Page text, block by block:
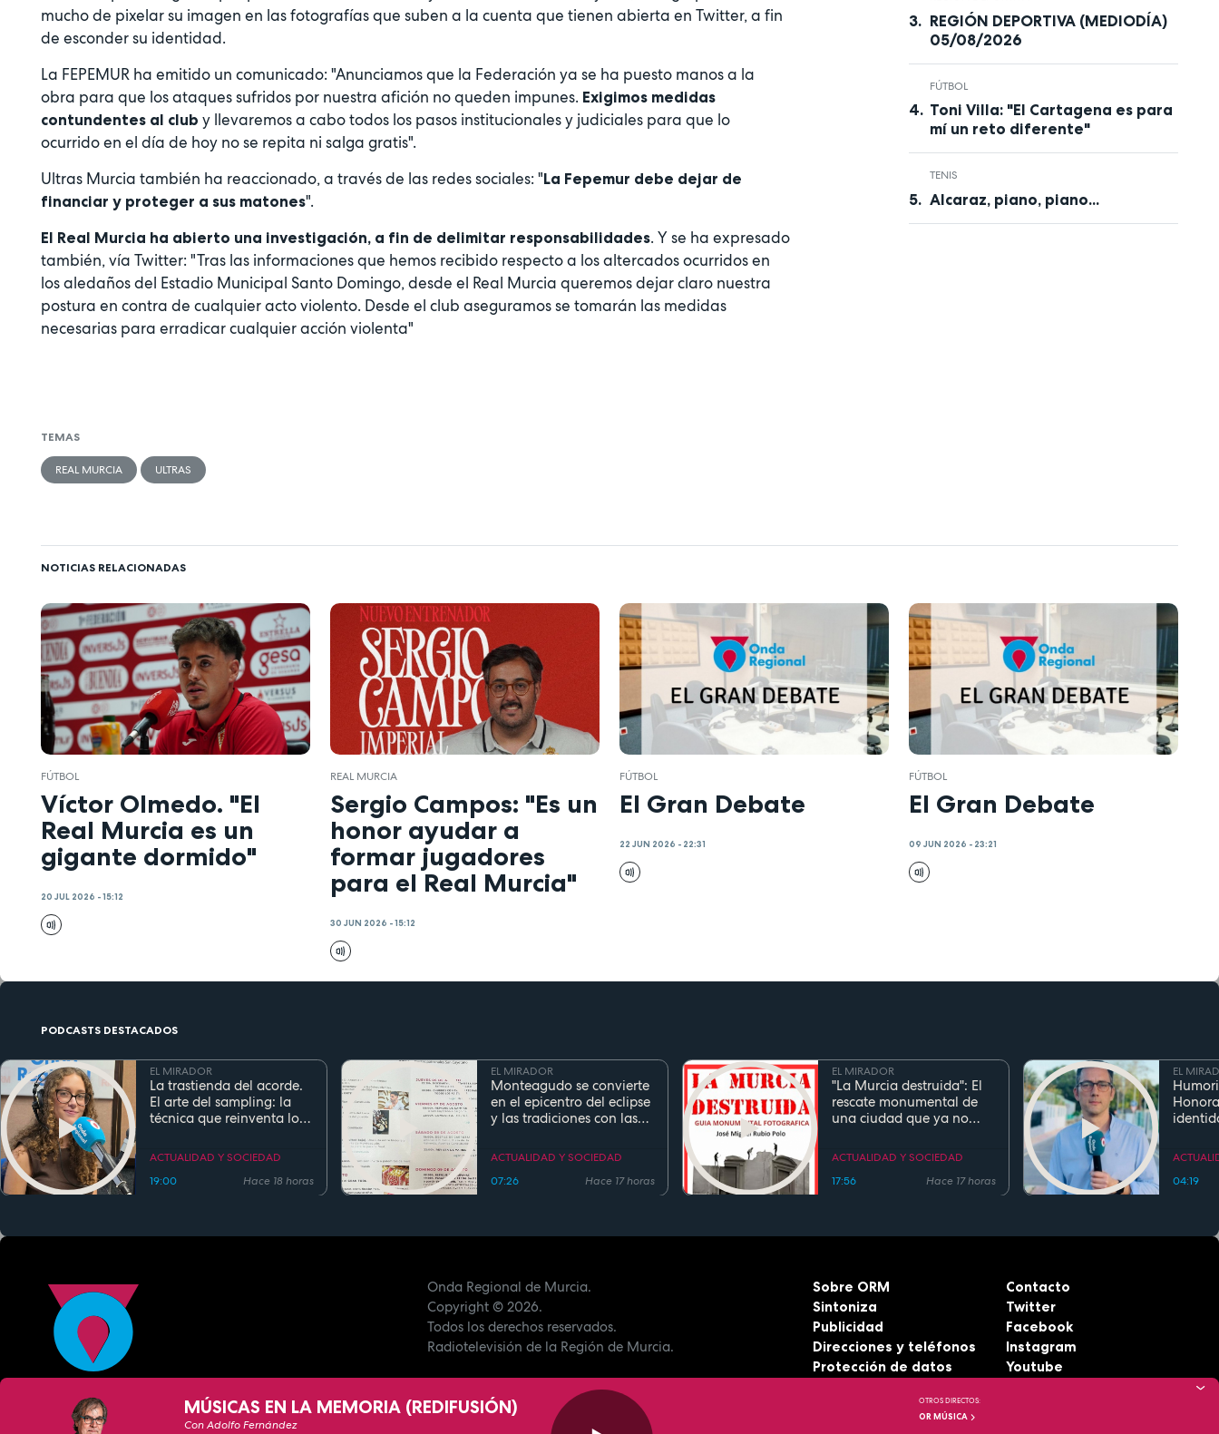
mucho de pixelar su imagen en las fotografías que suben a la cuenta que tienen abierta en Twitter, a fin
de esconder su identidad.
La FEPEMUR ha emitido un comunicado: "Anunciamos que la Federación ya se ha puesto manos a la
obra para que los ataques sufridos por nuestra afición no queden impunes. Exigimos medidas
contundentes al club y llevaremos a cabo todos los pasos institucionales y judiciales para que lo
ocurrido en el día de hoy no se repita ni salga gratis".
Ultras Murcia también ha reaccionado, a través de las redes sociales: "La Fepemur debe dejar de
financiar y proteger a sus matones".
El Real Murcia ha abierto una investigación, a fin de delimitar responsabilidades. Y se ha expresado
también, vía Twitter: "Tras las informaciones que hemos recibido respecto a los altercados ocurridos en
los aledaños del Estadio Municipal Santo Domingo, desde el Real Murcia queremos dejar claro nuestra
postura en contra de cualquier acto violento. Desde el club aseguramos se tomarán las medidas
necesarias para erradicar cualquier acción violenta"
TEMAS
REAL MURCIA ULTRAS
REGIÓN DEPORTIVA (MEDIODÍA)
05/08/2026
FÚTBOL
Toni Villa: "El Cartagena es para
mí un reto diferente"
TENIS
Alcaraz, piano, piano...
NOTICIAS RELACIONADAS
FÚTBOL
Víctor Olmedo. "El
Real Murcia es un
gigante dormido"
20 JUL 2026 - 15:12
REAL MURCIA
Sergio Campos: "Es un
honor ayudar a
formar jugadores
para el Real Murcia"
30 JUN 2026 - 15:12
FÚTBOL
El Gran Debate
22 JUN 2026 - 22:31
FÚTBOL
El Gran Debate
09 JUN 2026 - 23:21
PODCASTS DESTACADOS
EL MIRADOR
La trastienda del acorde.
El arte del sampling: la
técnica que reinventa los
actual
ACTUALIDAD Y SOCIEDAD
19:00
Hace 18 horas
EL MIRADOR
Monteagudo se convierte
en el epicentro del eclipse
y las tradiciones con las
ACTUALIDAD Y SOCIEDAD
07:26
Hace 17 horas
EL MIRADOR
"La Murcia destruida": El
rescate monumental de
una ciudad que ya no
ACTUALIDAD Y SOCIEDAD
17:56
Hace 17 horas
EL
Cierva
04:19
Onda Regional de Murcia.
Copyright© 2026.
Todos los derechos reservados.
Radiotelevisión de la Región de Murcia.
Sobre ORM
Sintoniza
Publicidad
Direcciones y teléfonos
Protección de datos
Contacto
Twitter
Facebook
Instagram
Youtube
MÚSICAS EN LA MEMORIA (REDIFUSIÓN)
Con Adolfo Fernández
OTROS DIRECTOS:
OR MÚSICA